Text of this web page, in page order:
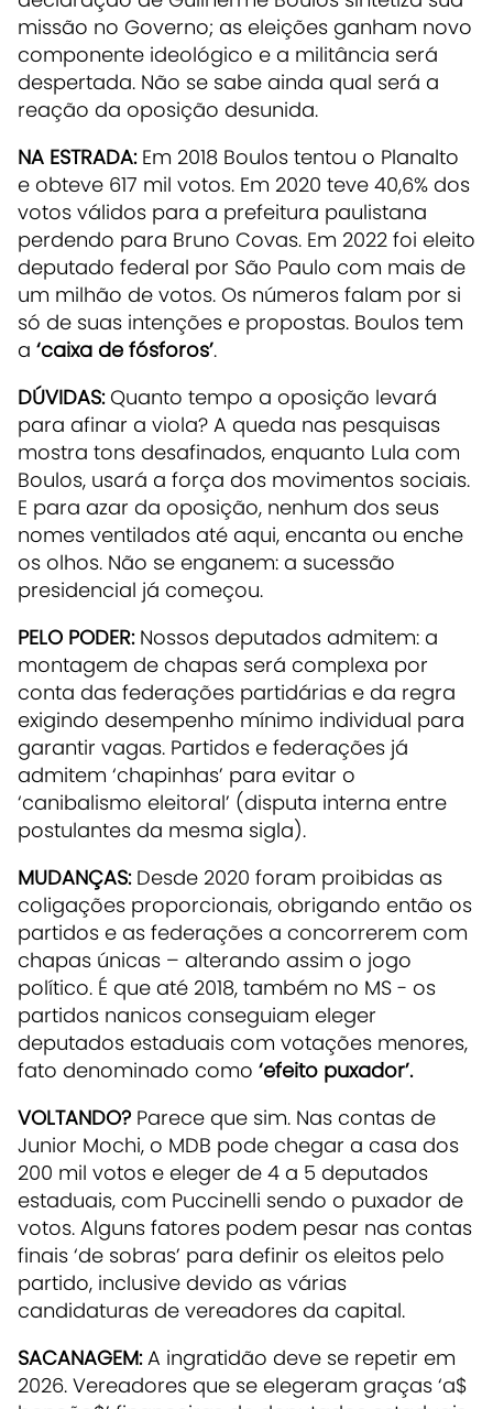
missão no Governo; as eleições ganham novo
componente ideológico e a militância será
despertada. Não se sabe ainda qual será a
reação da oposição desunida.
NA ESTRADA:Em 2018 Boulos tentou o Planalto
e obteve 617 mil votos. Em 2020 teve 40,6% dos
votos válidos para a prefeitura paulistana
perdendo para Bruno Covas. Em 2022 foi eleito
deputado federal por São Paulo com mais de
um milhão de votos. Os números falam por si
só de suas intenções e propostas. Boulos tem
a ‘caixa de fósforos’.
DÚVIDAS:Quanto tempo a oposição levará
para afinar a viola? A queda nas pesquisas
mostra tons desafinados, enquanto Lula com
Boulos, usará a força dos movimentos sociais.
E para azar da oposição, nenhum dos seus
nomes ventilados até aqui, encanta ou enche
os olhos. Não se enganem: a sucessão
presidencial já começou.
PELO PODER:Nossos deputados admitem: a
montagem de chapas será complexa por
conta das federações partidárias e da regra
exigindo desempenho mínimo individual para
garantir vagas. Partidos e federações já
admitem ‘chapinhas’ para evitar o
‘canibalismo eleitoral’ (disputa interna entre
postulantes da mesma sigla).
MUDANÇAS:Desde 2020 foram proibidas as
coligações proporcionais, obrigando então os
partidos e as federações a concorrerem com
chapas únicas – alterando assim o jogo
político. É que até 2018, também no MS - os
partidos nanicos conseguiam eleger
deputados estaduais com votações menores,
fato denominado como ‘efeito puxador’.
VOLTANDO?Parece que sim. Nas contas de
Junior Mochi, o MDB pode chegar a casa dos
200 mil votos e eleger de 4 a 5 deputados
estaduais, com Puccinelli sendo o puxador de
votos. Alguns fatores podem pesar nas contas
finais ‘de sobras’ para definir os eleitos pelo
partido, inclusive devido as várias
candidaturas de vereadores da capital.
SACANAGEM:A ingratidão deve se repetir em
2026. Vereadores que se elegeram graças ‘a$